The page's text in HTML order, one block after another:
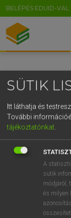
BELÉPÉS EDUID-VAL
SÜTIK
Itt láthatja és
További
tájékoztatónkat
A
sütik
módjáról,
és milyen
GR
5
g h
v b n